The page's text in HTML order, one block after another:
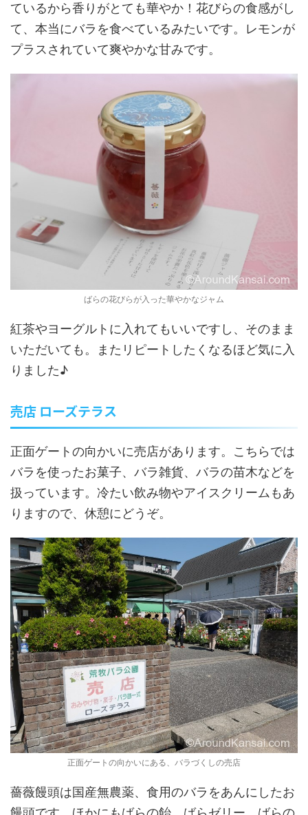
ているから香りがとても華やか！花びらの食感がし
て、本当にバラを食べているみたいです。レモンが
プラスされていて爽やかな甘みです。
ばらの花びらが入った華やかなジャム
紅茶やヨーグルトに入れてもいいですし、そのまま
いただいても。またリピートしたくなるほど気に入
りました♪
売店 ローズテラス
正面ゲートの向かいに売店があります。こちらでは
バラを使ったお菓子、バラ雑貨、バラの苗木などを
扱っています。冷たい飲み物やアイスクリームもあ
りますので、休憩にどうぞ。
正面ゲートの向かいにある、バラづくしの売店
薔薇饅頭は国産無農薬、食用のバラをあんにしたお